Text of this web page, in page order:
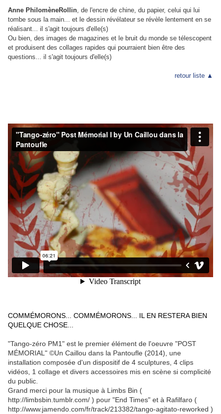
Anne PhilomèneRollin, de l'encre de chine, du papier, celui qui lui
tombe sous la main... et le dessin révélateur se révèle lentement en se
réalisant... il s'agit toujours d'elle(s)
Ou bien, des images de magazines et le bruit du monde se télescopent
et produisent des collages rapides qui pourraient bien être des
questions... il s'agit toujours d'elle(s)
retour liste ▲
COMMÉMORONS... COMMÉMORONS... IL EN RESTERA BIEN
QUELQUE CHOSE...
"Tango-zéro PM1" est le premier élément de l'oeuvre "POST
MÉMORIAL" ©Un Caillou dans la Pantoufle (2014), une
installation composée d'un dispositif de 4 sculptures, 4 clips
vidéos, 1 collage et divers accessoires mis en scène si complicité
du public.
Grand merci pour la musique à Limbs Bin (
http://limbsbin.tumblr.com/ ) pour "End Times" et à Rafilfaro (
http://www.jamendo.com/fr/track/213382/tango-agitato-reworked )